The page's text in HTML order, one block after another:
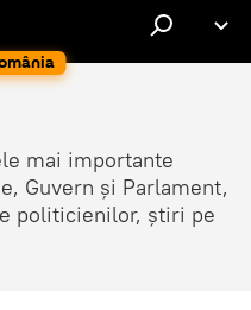
mai importante
Guvern și Parlament,
politicienilor, știri pe